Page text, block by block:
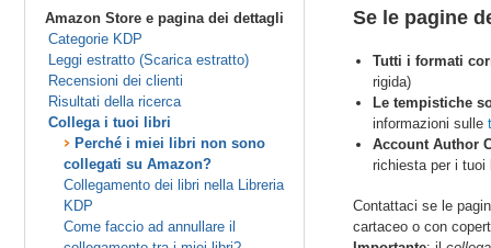
Amazon Store e pagina dei dettagli
Categorie KDP
Leggi estratto (Scarica estratto)
Recensioni dei clienti
Risultati della ricerca
Collega i tuoi libri
Perché i miei libri non sono
collegati su Amazon?
Collegamento dei libri nella Libreria
KDP
Come faccio ad annullare il
Se le pagine
Tutti i formati
rigida)
Le tempistiche
informazioni sulle
Account Author
richiesta per i tuoi
Contattaci se le
cartaceo o con